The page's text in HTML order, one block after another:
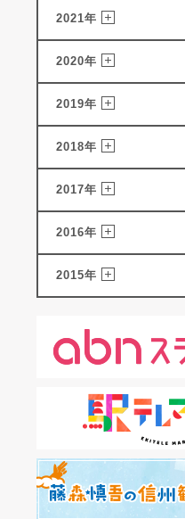
2021年
2020年
2019年
2018年
2017年
2016年
2015年